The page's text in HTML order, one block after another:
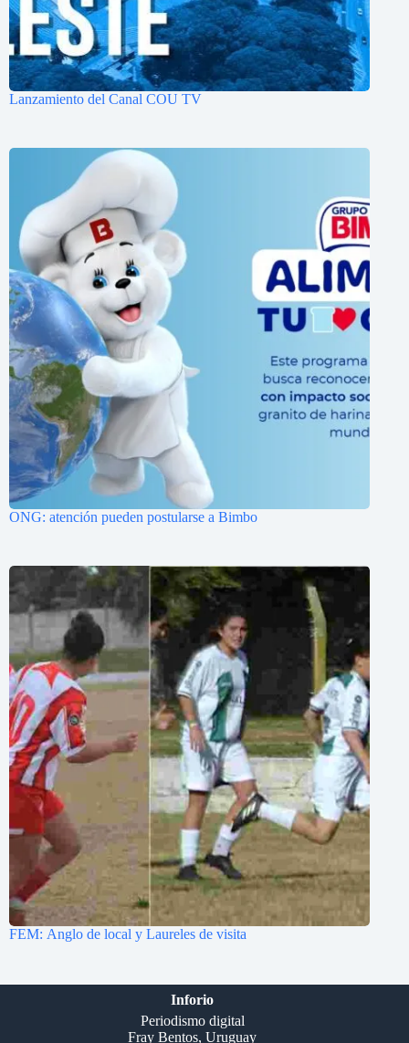
Lanzamiento del Canal COU TV
ONG: atención pueden postularse a Bimbo
FEM: Anglo de local y Laureles de visita
Inforio
Periodismo digital
Fray Bentos, Uruguay